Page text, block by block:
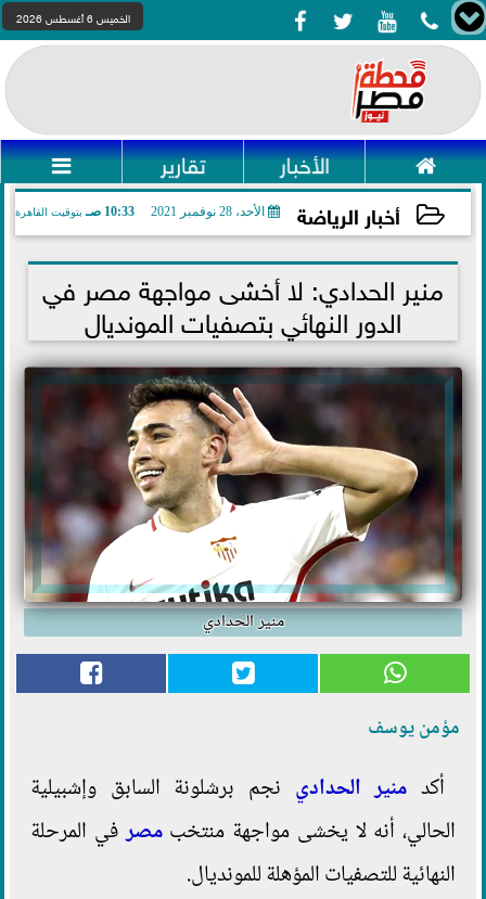
    الخميس 6 أغسطس 2026
 الأخبار تقارير 
أخبار الرياضة الأحد، 28 نوفمبر 2021 10:33 صـ بتوقيت القاهرة
2021-11-28 10:33:54
منير الحدادي: لا أخشى مواجهة مصر في
الدور النهائي بتصفيات المونديال
منير الحدادي
مؤمن يوسف
أكد منير الحدادي نجم برشلونة السابق وإشبيلية
الحالي، أنه لا يخشى مواجهة منتخبمصرفي المرحلة
النهائية للتصفيات المؤهلة للمونديال.